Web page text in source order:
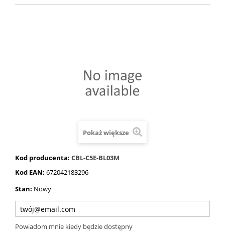
Pokaż większe
Kod producenta: CBL-C5E-BL03M
Kod EAN: 672042183296
Stan: Nowy
Powiadom mnie kiedy będzie dostępny